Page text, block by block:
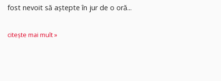
fost nevoit să aștepte în jur de o oră...
citește mai mult »